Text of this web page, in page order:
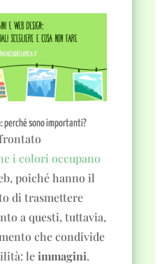
perché sono importanti?
i colori occupano
poiché hanno il
di trasmettere
a questi, tuttavia,
che condivide
leimmagini.